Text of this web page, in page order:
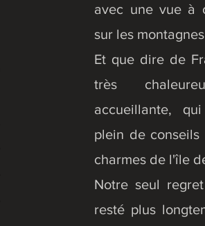
avec une vue à
sur les
Et que dire de
très
accueillante,
plein de
charmes de l'île
Notre seul
resté plus